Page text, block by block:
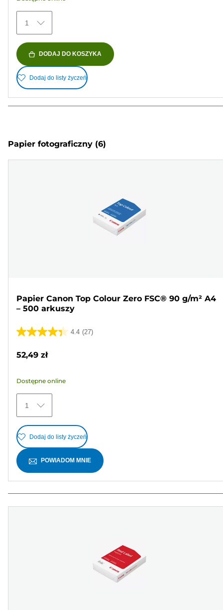
1
DODAJ DO KOSZYKA
Dodaj do listy życzeń
Papier fotograficzny (6)
Papier Canon Top Colour Zero FSC® 90 g/m² A4
– 500 arkuszy
4.4 (27)
4.4
5
27
Recenzji
52,49 zł
Dostępne online
1
Dodaj do listy życzeń
POWIADOM MNIE